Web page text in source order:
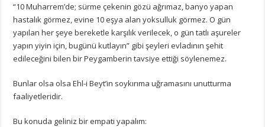
“10 Muharrem’de; sürme çekenin gözü ağrımaz, banyo yapan
hastalık görmez, evine 10 eşya alan yoksulluk görmez. O gün
yapılan her şeye bereketle karşılık verilecek, o gün tatlı aşureler
yapın yiyin için, bugünü kutlayın” gibi şeyleri evladının şehit
edileceğini bilen bir Peygamberin tavsiye ettiği söylenemez.
Bunlar olsa olsa Ehl-i Beyt’in soykırıma uğramasını unutturma
faaliyetleridir.
Bu konuda geliniz bir empati yapalım: